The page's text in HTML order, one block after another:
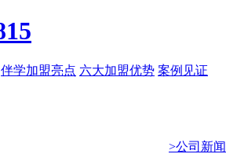
伴学加盟亮点 六大加盟优势 案例见证
>公司新闻